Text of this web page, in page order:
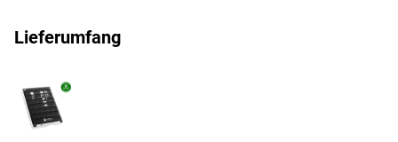
Lieferumfang